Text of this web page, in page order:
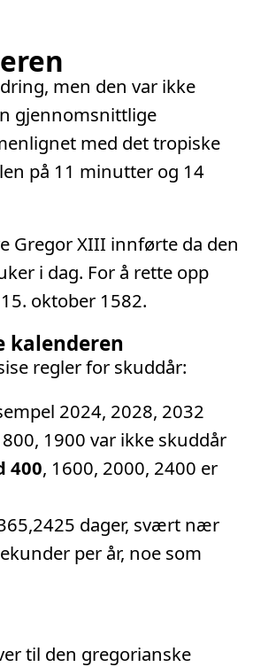
men den var ikke
gjennomsnittlige
med det tropiske
på 11 minutter og 14
Gregor XIII innførte da den
i dag. For å rette opp
oktober 1582.
kalenderen
regler for skuddår:
2024, 2028, 2032
1900 var ikke skuddår
400, 1600, 2000, 2400 er
dager, svært nær
per år, noe som
til den gregorianske